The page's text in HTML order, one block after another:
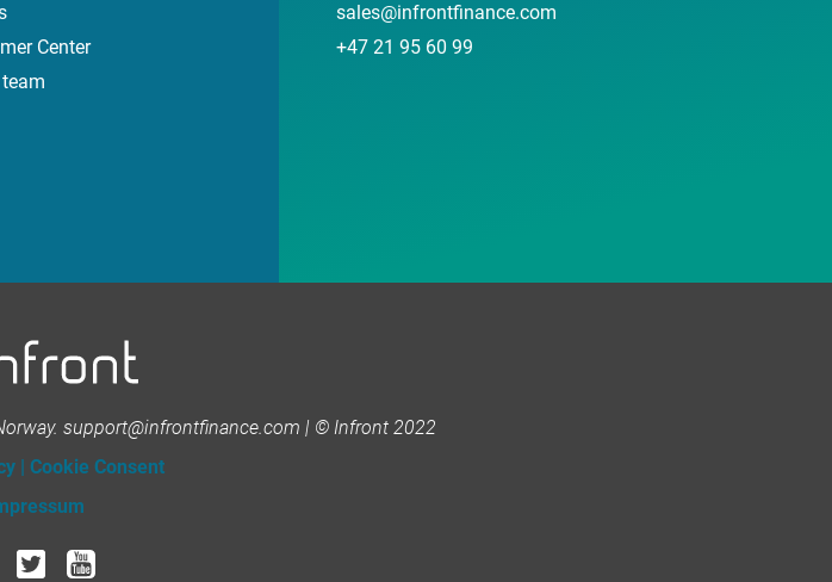
Center
sales@infrontfinance.com
+47 21 95 60 99
support@infrontfinance.com | © Infront 2022
| Cookie Consent